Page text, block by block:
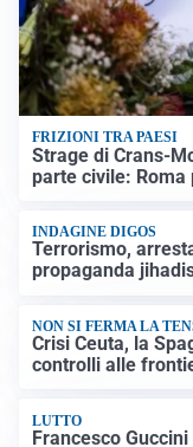
FRIZIONI TRA PAESI
Strage di Crans-
parte civile:
INDAGINE DIGOS
Terrorismo,
propaganda
NON SI FERMA LA
Crisi Ceuta, la
controlli alle
LUTTO
Francesco